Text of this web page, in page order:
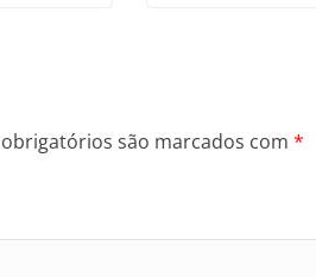
são marcados com *